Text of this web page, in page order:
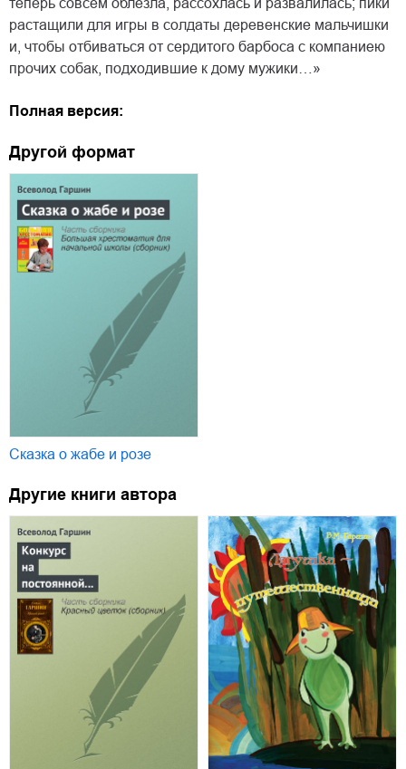
теперь совсем облезла, рассохлась и развалилась; пики
растащили для игры в солдаты деревенские мальчишки
и, чтобы отбиваться от сердитого барбоса с компаниею
прочих собак, подходившие к дому мужики…»
Полная версия:
Другой формат
Сказка о жабе и розе
Другие книги автора